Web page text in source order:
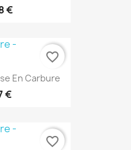
€
En Carbure
€
favorite_border
favorite_border